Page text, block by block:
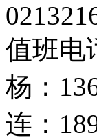
值班电
杨：
连：